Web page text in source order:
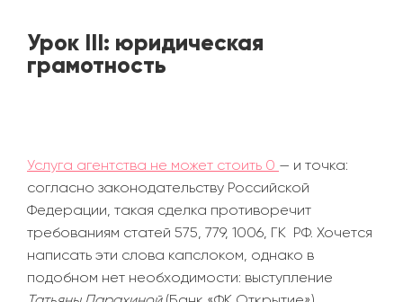
Урок III: юридическая
грамотность
Услуга агентства не может стоить 0 — и точка:
согласно законодательству Российской
Федерации, такая сделка противоречит
требованиям статей 575, 779, 1006, ГК РФ. Хочется
написать эти слова капслоком, однако в
подобном нет необходимости: выступление